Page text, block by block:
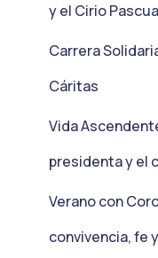
y el Cirio
Carrera
Cáritas
Vida
presidenta y el
Verano con
convivencia, fe